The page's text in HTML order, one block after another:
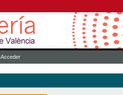
Acceder